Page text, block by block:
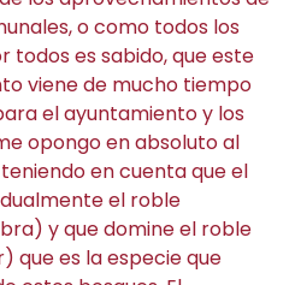
o como todos los
todos es sabido, que este
viene de mucho tiempo
el ayuntamiento y los
opongo en absoluto al
en cuenta que el
el roble
y que domine el roble
que es la especie que